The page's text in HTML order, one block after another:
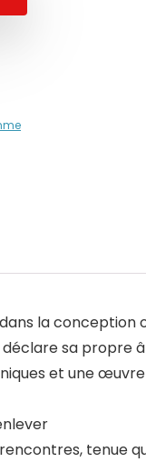
la conception
déclare sa propre
et une œuvre
tenue